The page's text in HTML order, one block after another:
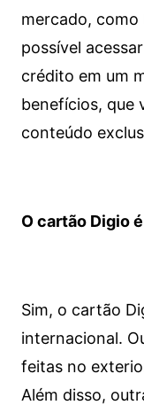
mercado, como
possível
crédito em um
benefícios, que
conteúdo
O cartão Digio
Sim, o cartão
internacional.
feitas no
Além disso,